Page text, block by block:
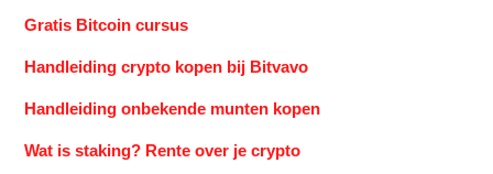
Gratis Bitcoin cursus
Handleiding crypto kopen bij Bitvavo
Handleiding onbekende munten kopen
Wat is staking? Rente over je crypto